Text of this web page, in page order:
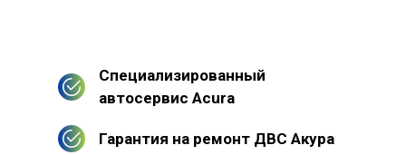
Специализированный
автосервис Acura
Гарантия на ремонт ДВС Акура